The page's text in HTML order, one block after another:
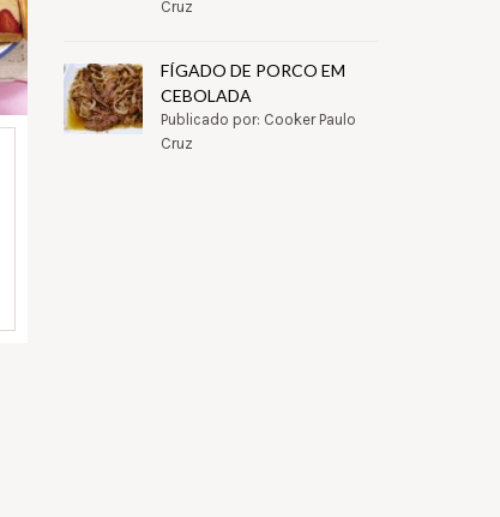
Cruz
FÍGADO DE PORCO EM
CEBOLADA
Publicado por: Cooker Paulo
Cruz